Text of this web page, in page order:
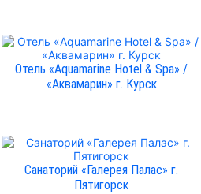
Отель «Aquamarine Hotel & Spa» /
«Аквамарин» г. Курск
Санаторий «Галерея Палас» г.
Пятигорск